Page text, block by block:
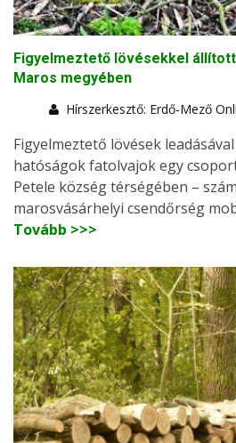
Figyelmeztető lövésekkel
Maros megyében
Hírszerkesztő: Erdő-Mező
Figyelmeztető lövések
hatóságok fatolvajok egy
Petele község térségében –
marosvásárhelyi csendőrség
Tovább >>>